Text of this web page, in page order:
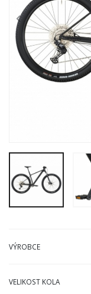
VÝROBCE
VELIKOST KOLA